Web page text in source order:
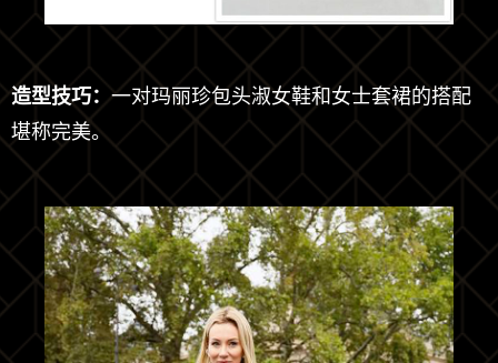
造型技巧：一对玛丽珍包头淑女鞋和女士套裙的搭配
堪称完美。